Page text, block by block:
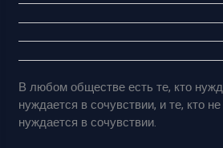
В любом обществе есть те, кто
нуждается в сочувствии, и те, кто
нуждается в сочувствии.